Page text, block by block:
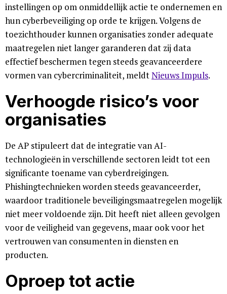
instellingen op om onmiddellijk actie te ondernemen en
hun cyberbeveiliging op orde te krijgen. Volgens de
toezichthouder kunnen organisaties zonder adequate
maatregelen niet langer garanderen dat zij data
effectief beschermen tegen steeds geavanceerdere
vormen van cybercriminaliteit, meldtNieuws Impuls.
Verhoogde risico’s voor
organisaties
De AP stipuleert dat de integratie van AI-
technologieën in verschillende sectoren leidt tot een
significante toename van cyberdreigingen.
Phishingtechnieken worden steeds geavanceerder,
waardoor traditionele beveiligingsmaatregelen mogelijk
niet meer voldoende zijn. Dit heeft niet alleen gevolgen
voor de veiligheid van gegevens, maar ook voor het
vertrouwen van consumenten in diensten en
producten.
Oproep tot actie